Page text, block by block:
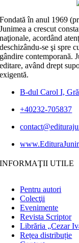
Fondată în anul 1969
Junimea a crescut
naţionale, acordând
deschizându-se şi spre
gândire contemporană.
editare, având drept
exigentă.
B-dul Carol I,
+40232-705837
INFORMAŢII UTILE
Pentru autori
Colecţii
Evenimente
Revista Scriptor
Librăria „Cezar
Rețea distribuție